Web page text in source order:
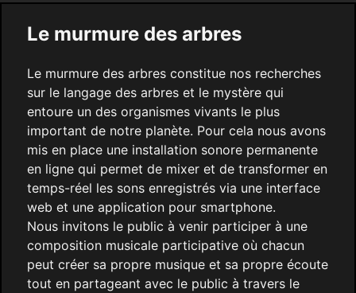
Le murmure des arbres
Le murmure des arbres constitue nos recherches
sur le langage des arbres et le mystère qui
entoure un des organismes vivants le plus
important de notre planète. Pour cela nous avons
mis en place une installation sonore permanente
en ligne qui permet de mixer et de transformer en
temps-réel les sons enregistrés via une interface
web et une application pour smartphone.
Nous invitons le public à venir participer à une
composition musicale participative où chacun
peut créer sa propre musique et sa propre écoute
tout en partageant avec le public à travers le